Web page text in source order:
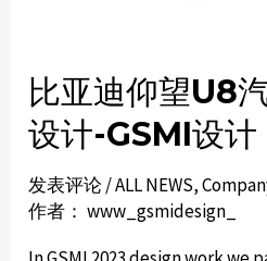
比亚迪仰望U8
设计-GSMI设计
发表评论 /ALL NEWS,
作者： www_gsmidesign_